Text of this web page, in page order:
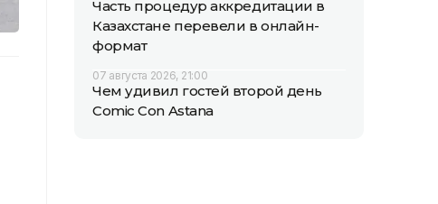
Часть процедур аккредитации в
Казахстане перевели в онлайн-
формат
07 августа 2026, 21:00
Чем удивил гостей второй день
Comic Con Astana